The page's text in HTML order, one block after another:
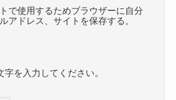
で使用するためブラウザーに自分
アドレス、サイトを保存する。
字を入力してください。